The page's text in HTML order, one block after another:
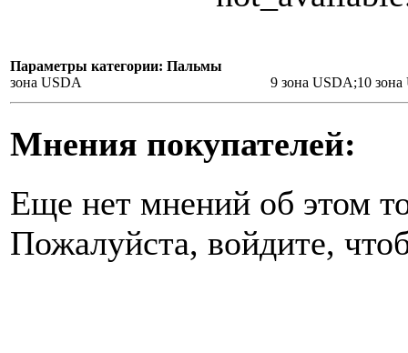
Параметры категории: Пальмы
зона USDA
9 зона USDA;10
Мнения покупателей:
Еще нет мнений об этом
Пожалуйста, войдите,